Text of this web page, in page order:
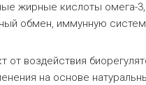
жирные кислоты омега-
обмен, иммунную
от воздействия
на основе